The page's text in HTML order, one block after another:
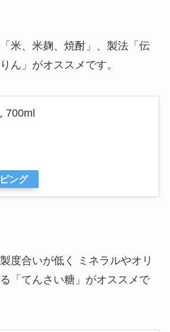
米、米麹、焼酎」、製法「伝
ん」がオススメです。
700ml
ング
度合いが低く ミネラルやオリ
「てんさい糖」がオススメで